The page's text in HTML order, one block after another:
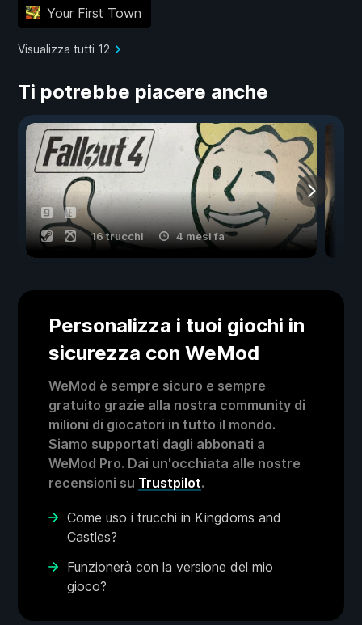
Your First Town
Visualizza tutti 12
Ti potrebbe piacere anche
16 trucchi 4 mesi fa
Personalizza i tuoi giochi in
sicurezza con WeMod
WeMod è sempre sicuro e sempre
gratuito grazie alla nostra community di
milioni di giocatori in tutto il mondo.
Siamo supportati dagli abbonati a
WeMod Pro. Dai un'occhiata alle nostre
recensioni su Trustpilot.
Come uso i trucchi in Kingdoms and
Castles?
Funzionerà con la versione del mio
gioco?